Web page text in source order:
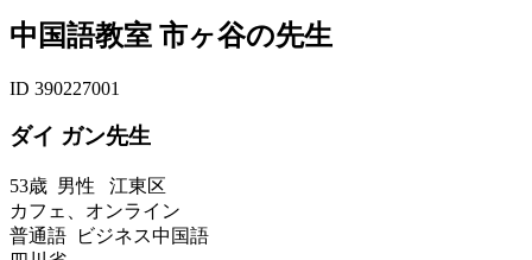
中国語教室 市ヶ谷の先生
ID 390227001
ダイ ガン先生
53歳 男性 江東区
カフェ、オンライン
普通語 ビジネス中国語